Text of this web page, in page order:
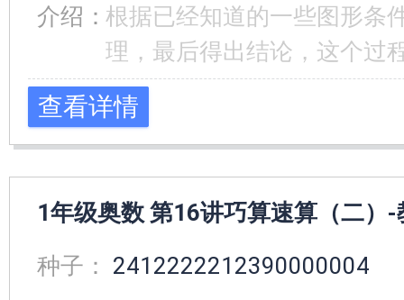
介绍：根据已经知道的一些图形条
理，最后得出结论，这个过
查看详情
1年级奥数 第16讲巧算速算（二）
种子： 2412222212390000004